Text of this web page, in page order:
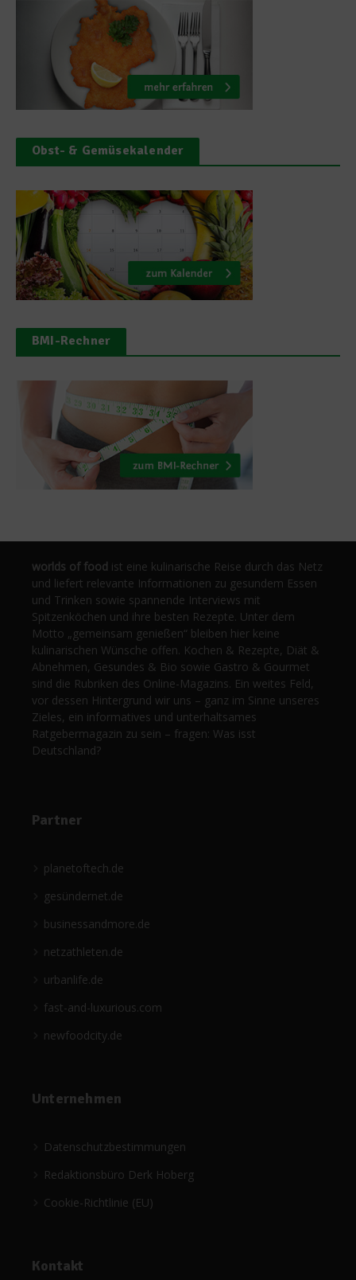
Obst- & Gemüsekalender
BMI-Rechner
worlds of food ist eine kulinarische Reise durch das Netz
und liefert relevante Informationen zu gesundem Essen
und Trinken sowie spannende Interviews mit
Spitzenköchen und ihre besten Rezepte. Unter dem
Motto „gemeinsam genießen“ bleiben hier keine
kulinarischen Wünsche offen. Kochen & Rezepte, Diät &
Abnehmen, Gesundes & Bio sowie Gastro & Gourmet
sind die Rubriken des Online-Magazins. Ein weites Feld,
vor dessen Hintergrund wir uns – ganz im Sinne unseres
Zieles, ein informatives und unterhaltsames
Ratgebermagazin zu sein – fragen: Was isst
Deutschland?
Partner
planetoftech.de
gesündernet.de
businessandmore.de
netzathleten.de
urbanlife.de
fast-and-luxurious.com
newfoodcity.de
Unternehmen
Datenschutzbestimmungen
Redaktionsbüro Derk Hoberg
Cookie-Richtlinie (EU)
Kontakt